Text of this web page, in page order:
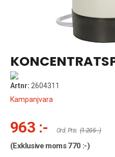
Artnr: 2604311
Kampanjvara
963 :- Ord. Pris (1 205 :-)
(Exklusive moms770 :-)